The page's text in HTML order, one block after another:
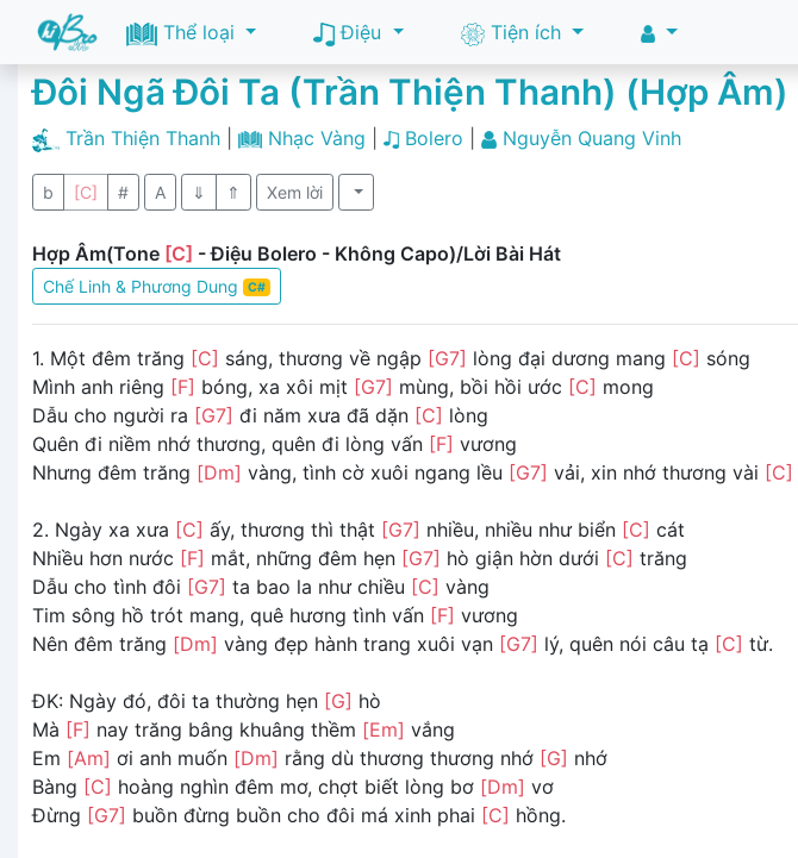
Thể loại Điệu Tiện ích
Đôi Ngã Đôi Ta (Trần Thiện Thanh) (Hợp Âm)
Trần Thiện Thanh Nhạc Vàng Bolero Nguyễn Quang Vinh
b [C] # A ⇓ ⇑ Xem lời
Hợp Âm(Tone [C] - Điệu Bolero - Không Capo)/Lời Bài Hát
Chế Linh & Phương Dung C#
1. Một đêm trăng [C] sáng, thương về ngập [G7] lòng đại dương mang [C] sóng
Mình anh riêng [F] bóng, xa xôi mịt [G7] mùng, bồi hồi ước [C] mong
Dẫu cho người ra [G7] đi năm xưa đã dặn [C] lòng
Quên đi niềm nhớ thương, quên đi lòng vấn [F] vương
Nhưng đêm trăng [Dm] vàng, tình cờ xuôi ngang lều [G7] vải, xin nhớ thương vài [C]
2. Ngày xa xưa [C] ấy, thương thì thật [G7] nhiều, nhiều như biển [C] cát
Nhiều hơn nước [F] mắt, những đêm hẹn [G7] hò giận hờn dưới [C] trăng
Dẫu cho tình đôi [G7] ta bao la như chiều [C] vàng
Tim sông hồ trót mang, quê hương tình vấn [F] vương
Nên đêm trăng [Dm] vàng đẹp hành trang xuôi vạn [G7] lý, quên nói câu tạ [C] từ.
ĐK: Ngày đó, đôi ta thường hẹn [G] hò
Mà [F] nay trăng bâng khuâng thềm [Em] vắng
Em [Am] ơi anh muốn [Dm] rằng dù thương thương nhớ [G] nhớ
Bàng [C] hoàng nghìn đêm mơ, chợt biết lòng bơ [Dm] vơ
Ðừng [G7] buồn đừng buồn cho đôi má xinh phai [C] hồng.